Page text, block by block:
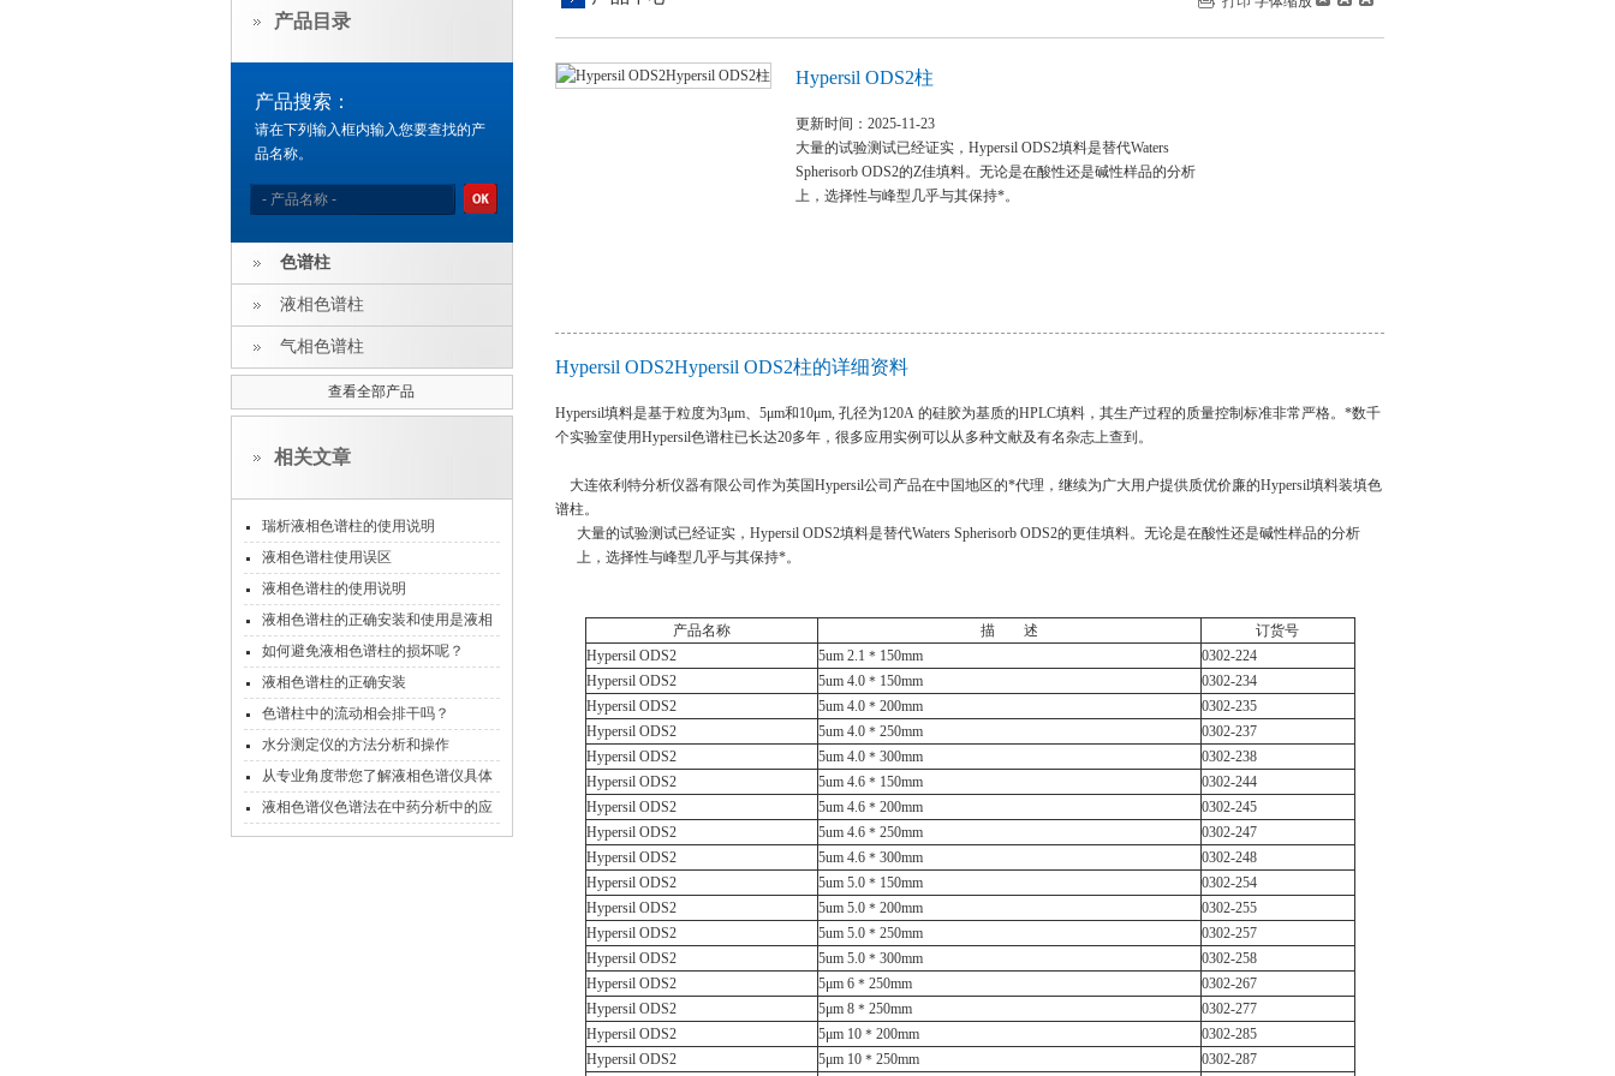
产品目录
产品搜索：
请在下列输入框内输入您要查找的产
品名称。
色谱柱
液相色谱柱
气相色谱柱
查看全部产品
相关文章
瑞析液相色谱柱的使用说明
液相色谱柱使用误区
液相色谱柱的使用说明
液相色谱柱的正确安装和使用是液相
色谱工作的关键
如何避免液相色谱柱的损坏呢？
液相色谱柱的正确安装
色谱柱中的流动相会排干吗？
水分测定仪的方法分析和操作
从专业角度带您了解液相色谱仪具体
操作步骤
液相色谱仪色谱法在中药分析中的应
用
Hypersil ODS2柱
更新时间：2025-11-23
大量的试验测试已经证实，Hypersil ODS2填料是替代Waters
Spherisorb ODS2的Z佳填料。无论是在酸性还是碱性样品的分析
上，选择性与峰型几乎与其保持*。
Hypersil ODS2Hypersil ODS2柱的详细资料
Hypersil填料是基于粒度为3μm、5μm和10μm, 孔径为120A 的硅胶为基质的HPLC填料，其生产过程的质量控制标准非常严格。*数千
个实验室使用Hypersil色谱柱已长达20多年，很多应用实例可以从多种文献及有名杂志上查到。
大连依利特分析仪器有限公司作为英国Hypersil公司产品在中国地区的*代理，继续为广大用户提供质优价廉的Hypersil填料装填色
谱柱。
大量的试验测试已经证实，Hypersil ODS2填料是替代Waters Spherisorb ODS2的更佳填料。无论是在酸性还是碱性样品的分析
上，选择性与峰型几乎与其保持*。
产品名称 描 述
订货号
Hypersil ODS2
5um 2.1＊150mm
0302-224
Hypersil ODS2
5um 4.0＊150mm
0302-234
Hypersil ODS2
5um 4.0＊200mm
0302-235
Hypersil ODS2
5um 4.0＊250mm
0302-237
Hypersil ODS2
5um 4.0＊300mm
0302-238
Hypersil ODS2
5um 4.6＊150mm
0302-244
Hypersil ODS2
5um 4.6＊200mm
0302-245
Hypersil ODS2
5um 4.6＊250mm
0302-247
Hypersil ODS2
5um 4.6＊300mm
0302-248
Hypersil ODS2
5um 5.0＊150mm
0302-254
Hypersil ODS2
5um 5.0＊200mm
0302-255
Hypersil ODS2
5um 5.0＊250mm
0302-257
Hypersil ODS2
5um 5.0＊300mm
0302-258
Hypersil ODS2
5μm 6＊250mm
0302-267
Hypersil ODS2
5μm 8＊250mm
0302-277
Hypersil ODS2
5μm 10＊200mm
0302-285
Hypersil ODS2
5μm 10＊250mm 0302-287